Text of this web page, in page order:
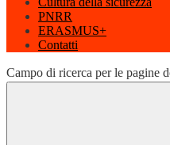
PNRR
ERASMUS+
Contatti
Campo di ricerca per le pagine